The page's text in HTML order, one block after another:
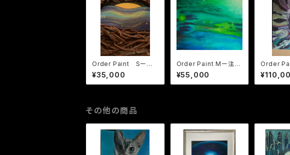
Order Paint Sー注
文制作 サイズS
¥35,000
Order Paint Mー注文
販売 サイズM
¥55,000
Order Paint L
制作 サイ
その他の商品